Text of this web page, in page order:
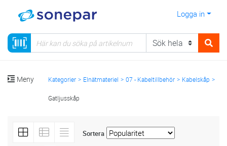
Logga in
Meny Kategorier Elnätmateriel 07 - Kabeltillbehör Kabelskåp
Gatljusskåp
Sortera